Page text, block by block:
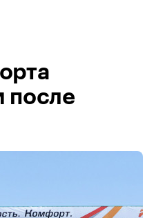
после